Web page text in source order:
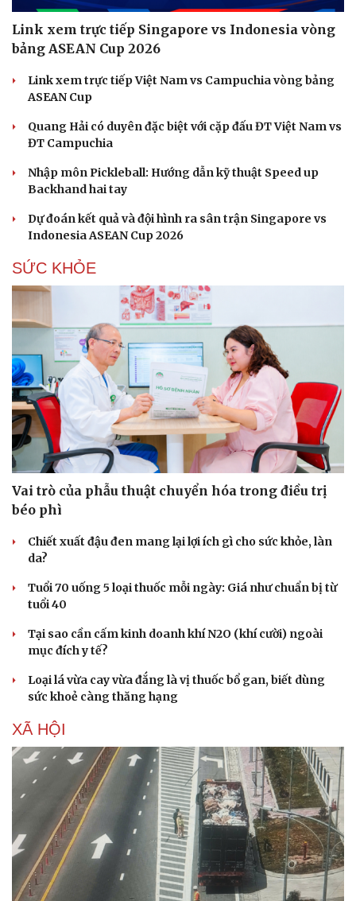
Cải chính
Link xem trực tiếp Singapore vs Indonesia vòng
bảng ASEAN Cup 2026
Link xem trực tiếp Việt Nam vs Campuchia vòng bảng
ASEAN Cup
Quang Hải có duyên đặc biệt với cặp đấu ĐT Việt Nam vs
ĐT Campuchia
Nhập môn Pickleball: Hướng dẫn kỹ thuật Speed up
Backhand hai tay
Dự đoán kết quả và đội hình ra sân trận Singapore vs
Indonesia ASEAN Cup 2026
SỨC KHỎE
Vai trò của phẫu thuật chuyển hóa trong điều trị
béo phì
Chiết xuất đậu đen mang lại lợi ích gì cho sức khỏe, làn
da?
Tuổi 70 uống 5 loại thuốc mỗi ngày: Giá như chuẩn bị từ
tuổi 40
Tại sao cần cấm kinh doanh khí N2O (khí cười) ngoài
mục đích y tế?
Loại lá vừa cay vừa đắng là vị thuốc bổ gan, biết dùng
sức khoẻ càng thăng hạng
XÃ HỘI